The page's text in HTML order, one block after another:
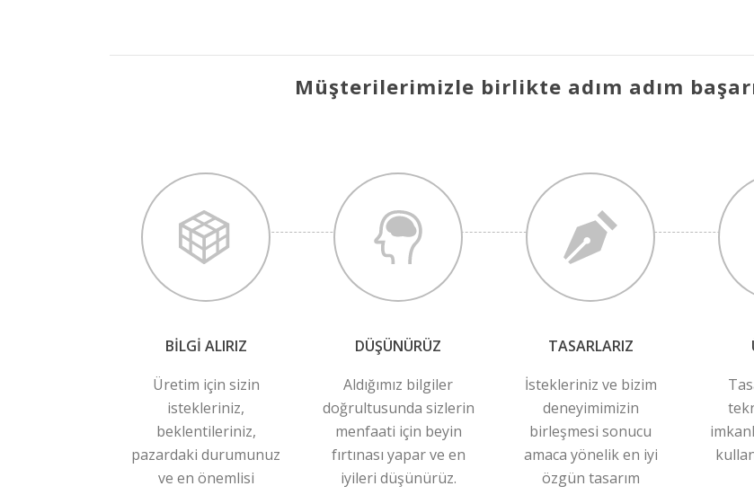
Müşterilerimizle birlikte adım adım
BILGI ALIRIZ
Üretim için sizin
istekleriniz,
beklentileriniz,
pazardaki durumunuz
ve en önemlisi
DÜŞÜNÜRÜZ
Aldığımız bilgiler
doğrultusunda sizlerin
menfaati için beyin
fırtınası yapar ve en
iyileri düşünürüz.
TASARLARIZ
İstekleriniz ve bizim
deneyimimizin
birleşmesi sonucu
amaca yönelik en iyi
özgün tasarım